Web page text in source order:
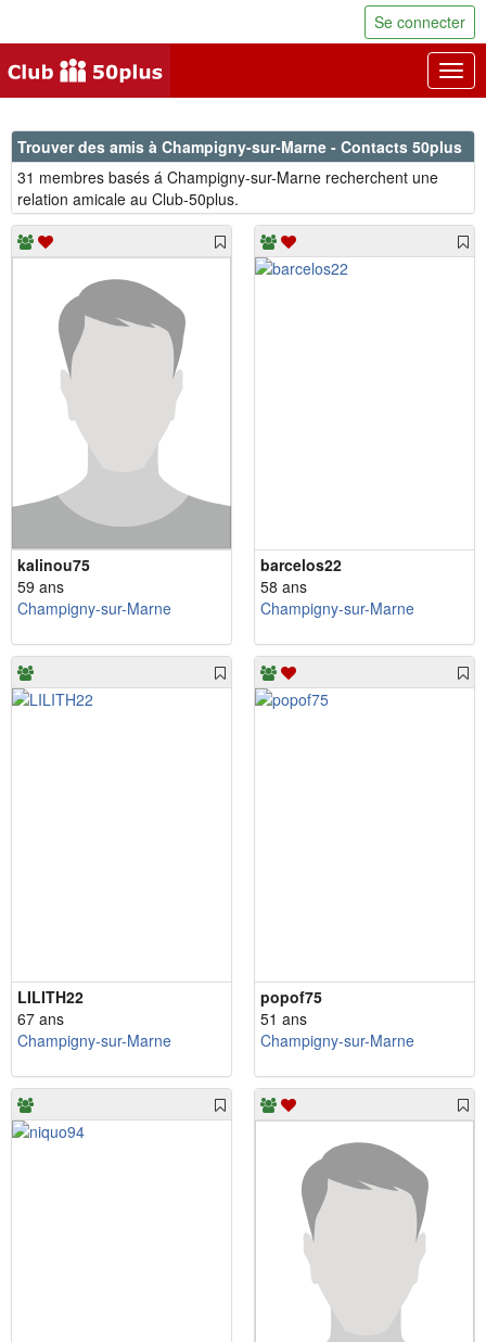
Se connecter
Trouver des amis à Champigny-sur-Marne - Contacts 50plus
31 membres basés á Champigny-sur-Marne recherchent une
relation amicale au Club-50plus.
kalinou75
59 ans
Champigny-sur-Marne
barcelos22
58 ans
Champigny-sur-Marne
LILITH22
67 ans
Champigny-sur-Marne
popof75
51 ans
Champigny-sur-Marne